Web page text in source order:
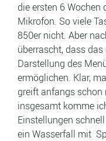
die ersten 6
Mikrofon. So viele
850er nicht. Aber
überrascht, dass
Darstellung des
ermöglichen. Klar,
greift anfangs schon
insgesamt komme
Einstellungen
ein Wasserfall mit